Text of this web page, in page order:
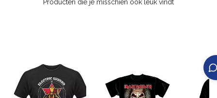
Producten die je misschien ook leuk vindt